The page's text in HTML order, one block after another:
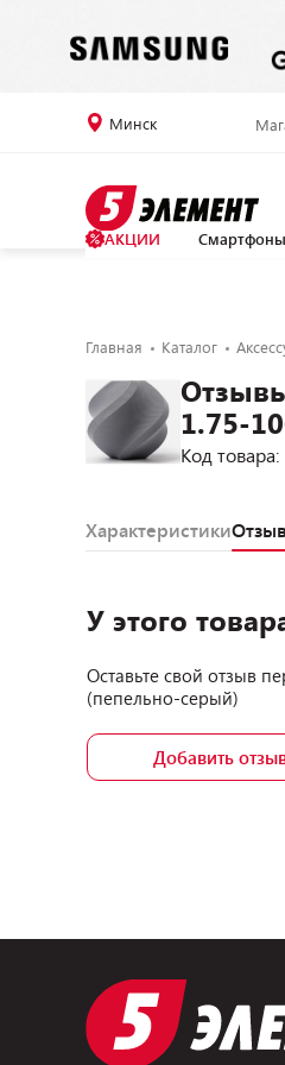
Минск
АКЦИИ Смартфоны
Главная Каталог
1.75-
Код
Характеристики
У этого
Оставьте свой отзыв
(пепельно-серый)
Добавить